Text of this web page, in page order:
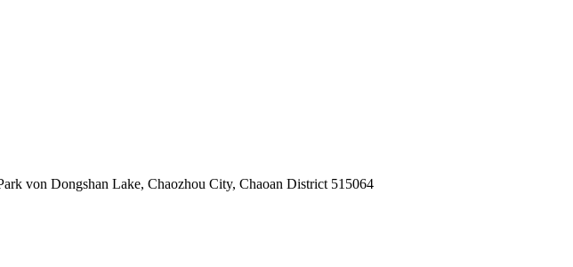
von Dongshan Lake, Chaozhou City, Chaoan District 515064